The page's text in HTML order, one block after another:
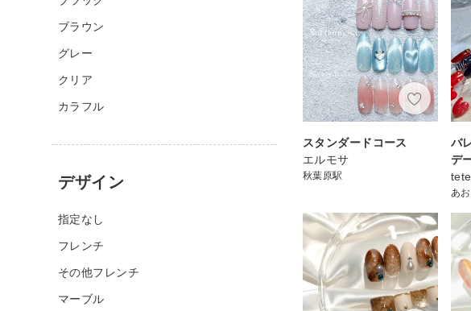
スタンダードコース
エルモサ
秋葉原駅
バ
デ
あ
ブラウン
グレー
クリア
カラフル
デザイン
指定なし
フレンチ
その他フレンチ
マーブル